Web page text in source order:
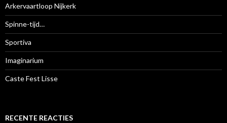
a
a
r
:
Arkervaartloop Nijkerk
Spinne-tijd…
Sportiva
Imaginarium
Caste Fest Lisse
RECENTE REACTIES